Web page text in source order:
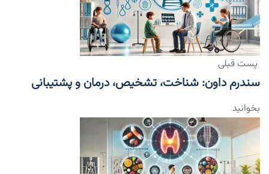
پست قبلی
سندرم داون: شناخت، تشخیص، درمان و پشتیبانی
بخوانید